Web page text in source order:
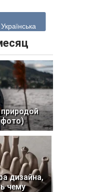
Українська
фото)
дизайна,
чему